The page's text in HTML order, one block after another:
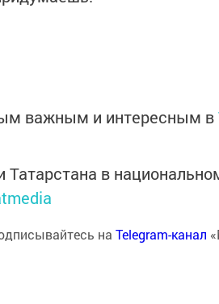
важным и интересным в
Татарстана в
на Telegram-канал